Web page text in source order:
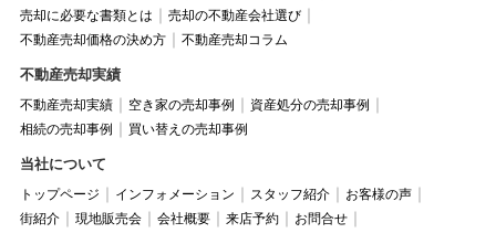
売却に必要な書類とは
売却の不動産会社選び
不動産売却価格の決め方
不動産売却コラム
不動産売却実績
不動産売却実績 空き家の売却事例
資産処分の売却事例
相続の売却事例
買い替えの売却事例
当社について
トップページ インフォメーション スタッフ紹介
お客様の声
街紹介
現地販売会 会社概要 来店予約
お問合せ